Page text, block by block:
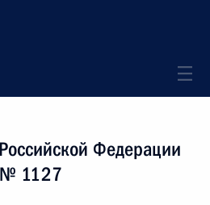
Федерации
№ 1127